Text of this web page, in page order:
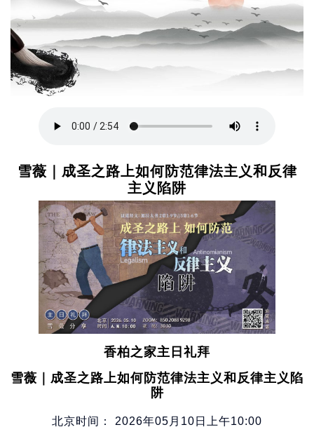
雪薇｜成圣之路上如何防范律法主义和反律
主义陷阱
香柏之家主日礼拜
雪薇｜成圣之路上如何防范律法主义和反律主义陷
阱
北京时间： 2026年05月10日上午10:00